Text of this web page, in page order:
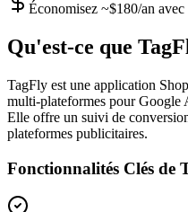
Économisez ~$180/an
Qu'est-ce que
TagFly est une application
multi-plateformes pour Google
Elle offre un suivi de
plateformes publicitaires.
Fonctionnalités Clés de